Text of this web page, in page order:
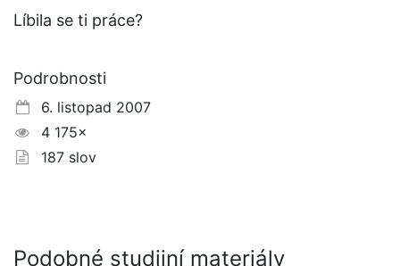
Líbila se ti práce?
Podrobnosti
6. listopad 2007
4 175×
187 slov
Podobné studijní materiály